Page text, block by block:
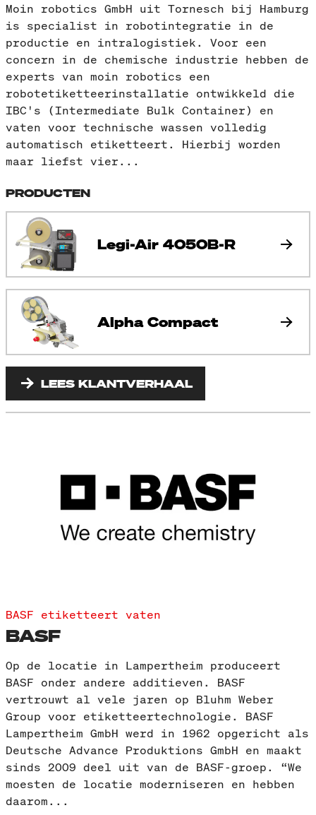
Moin robotics GmbH uit Tornesch bij Hamburg
is specialist in robotintegratie in de
productie en intralogistiek. Voor een
concern in de chemische industrie hebben de
experts van moin robotics een
robotetiketteerinstallatie ontwikkeld die
IBC's (Intermediate Bulk Container) en
vaten voor technische wassen volledig
automatisch etiketteert. Hierbij worden
maar liefst vier...
PRODUCTEN
Legi-Air 4050B-R
Alpha Compact
LEES KLANTVERHAAL
BASF etiketteert vaten
BASF
Op de locatie in Lampertheim produceert
BASF onder andere additieven. BASF
vertrouwt al vele jaren op Bluhm Weber
Group voor etiketteertechnologie. BASF
Lampertheim GmbH werd in 1962 opgericht als
Deutsche Advance Produktions GmbH en maakt
sinds 2009 deel uit van de BASF-groep. “We
moesten de locatie moderniseren en hebben
daarom...